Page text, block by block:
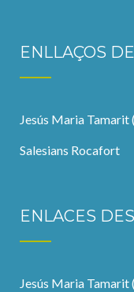
ENLLAÇOS
Jesús Maria
Salesians Rocafort
ENLACES
Jesús Maria